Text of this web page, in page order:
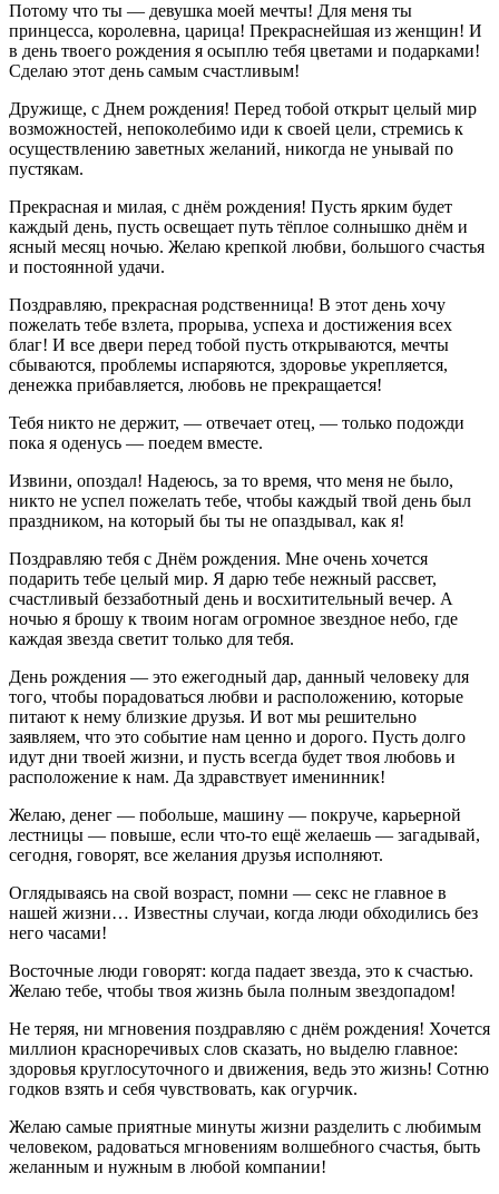
Потому что ты — девушка моей мечты! Для меня ты
принцесса, королевна, царица! Прекраснейшая из женщин! И
в день твоего рождения я осыплю тебя цветами и подарками!
Сделаю этот день самым счастливым!
Дружище, с Днем рождения! Перед тобой открыт целый мир
возможностей, непоколебимо иди к своей цели, стремись к
осуществлению заветных желаний, никогда не унывай по
пустякам.
Прекрасная и милая, с днём рождения! Пусть ярким будет
каждый день, пусть освещает путь тёплое солнышко днём и
ясный месяц ночью. Желаю крепкой любви, большого счастья
и постоянной удачи.
Поздравляю, прекрасная родственница! В этот день хочу
пожелать тебе взлета, прорыва, успеха и достижения всех
благ! И все двери перед тобой пусть открываются, мечты
сбываются, проблемы испаряются, здоровье укрепляется,
денежка прибавляется, любовь не прекращается!
Тебя никто не держит, — отвечает отец, — только подожди
пока я оденусь — поедем вместе.
Извини, опоздал! Надеюсь, за то время, что меня не было,
никто не успел пожелать тебе, чтобы каждый твой день был
праздником, на который бы ты не опаздывал, как я!
Поздравляю тебя с Днём рождения. Мне очень хочется
подарить тебе целый мир. Я дарю тебе нежный рассвет,
счастливый беззаботный день и восхитительный вечер. А
ночью я брошу к твоим ногам огромное звездное небо, где
каждая звезда светит только для тебя.
День рождения — это ежегодный дар, данный человеку для
того, чтобы порадоваться любви и расположению, которые
питают к нему близкие друзья. И вот мы решительно
заявляем, что это событие нам ценно и дорого. Пусть долго
идут дни твоей жизни, и пусть всегда будет твоя любовь и
расположение к нам. Да здравствует именинник!
Желаю, денег — побольше, машину — покруче, карьерной
лестницы — повыше, если что-то ещё желаешь — загадывай,
сегодня, говорят, все желания друзья исполняют.
Оглядываясь на свой возраст, помни — секс не главное в
нашей жизни… Известны случаи, когда люди обходились без
него часами!
Восточные люди говорят: когда падает звезда, это к счастью.
Желаю тебе, чтобы твоя жизнь была полным звездопадом!
Не теряя, ни мгновения поздравляю с днём рождения! Хочется
миллион красноречивых слов сказать, но выделю главное:
здоровья круглосуточного и движения, ведь это жизнь! Сотню
годков взять и себя чувствовать, как огурчик.
Желаю самые приятные минуты жизни разделить с любимым
человеком, радоваться мгновениям волшебного счастья, быть
желанным и нужным в любой компании!